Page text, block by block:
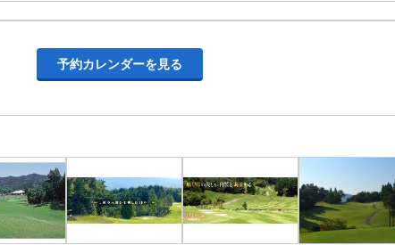
予約カレンダーを見る